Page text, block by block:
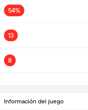
54%
13
8
Información del juego